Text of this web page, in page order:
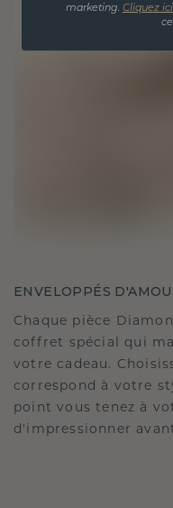
ENVELOPPÉS
Chaque pièce
coffret spécial qui
votre cadeau.
correspond à votre
point vous tenez à
d'impressionner
marketing. Cliquez ici